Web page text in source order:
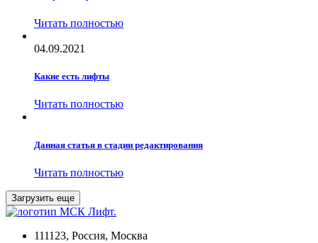
Читать полностью
04.09.2021
Какие есть лифты
Читать полностью
Данная статья в стадии редактирования
Читать полностью
Загрузить еще
111123, Россия, Москва